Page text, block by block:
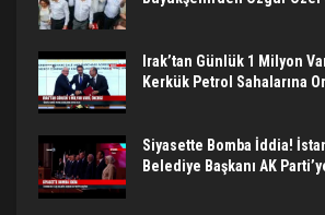
Irak’tan Günlük 1 Milyon
Kerkük Petrol Sahalarına
Siyasette Bomba İddia!
Belediye Başkanı AK